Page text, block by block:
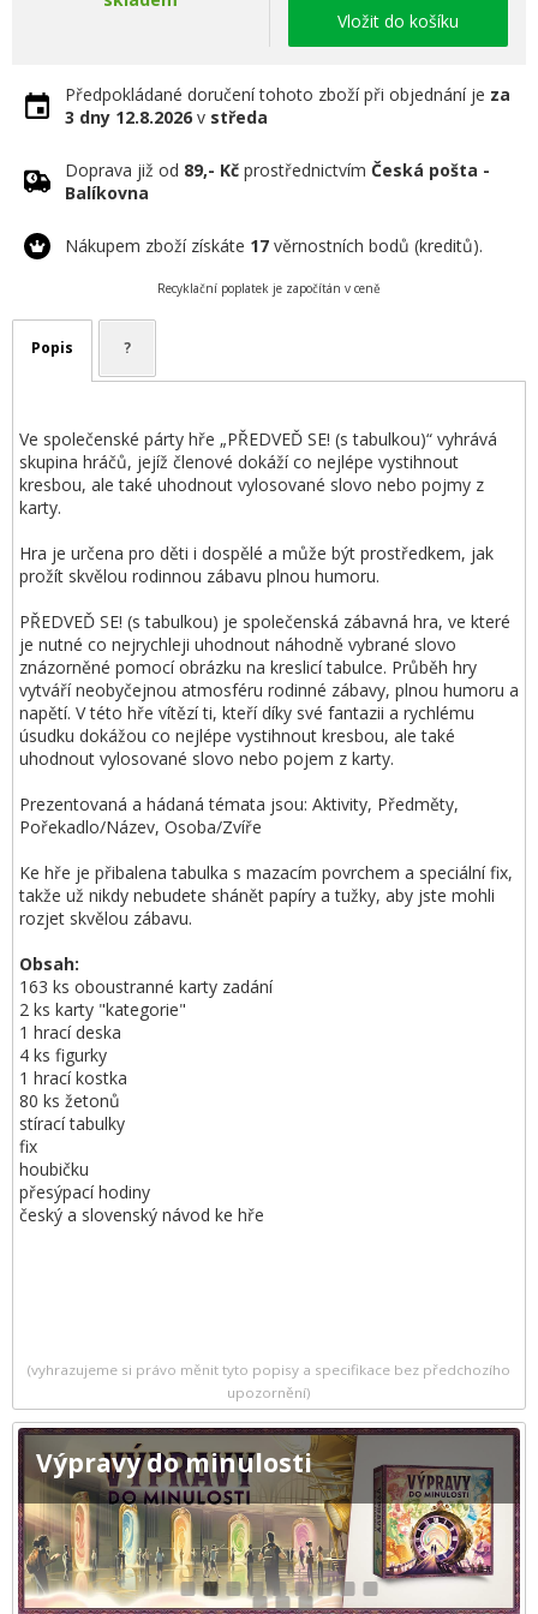
Vložit do košíku
Předpokládané doručení tohoto zboží při objednání je za
3 dny 12.8.2026 v středa
Doprava již od 89,- Kč prostřednictvím Česká pošta -
Balíkovna
Nákupem zboží získáte 17 věrnostních bodů (kreditů).
Recyklační poplatek je započítán v ceně
Popis ?
Ve společenské párty hře „PŘEDVEĎ SE! (s tabulkou)“ vyhrává
skupina hráčů, jejíž členové dokáží co nejlépe vystihnout
kresbou, ale také uhodnout vylosované slovo nebo pojmy z
karty.
Hra je určena pro děti i dospělé a může být prostředkem, jak
prožít skvělou rodinnou zábavu plnou humoru.
PŘEDVEĎ SE! (s tabulkou) je společenská zábavná hra, ve které
je nutné co nejrychleji uhodnout náhodně vybrané slovo
znázorněné pomocí obrázku na kreslicí tabulce. Průběh hry
vytváří neobyčejnou atmosféru rodinné zábavy, plnou humoru a
napětí. V této hře vítězí ti, kteří díky své fantazii a rychlému
úsudku dokážou co nejlépe vystihnout kresbou, ale také
uhodnout vylosované slovo nebo pojem z karty.
Prezentovaná a hádaná témata jsou: Aktivity, Předměty,
Pořekadlo/Název, Osoba/Zvíře
Ke hře je přibalena tabulka s mazacím povrchem a speciální fix,
takže už nikdy nebudete shánět papíry a tužky, aby jste mohli
rozjet skvělou zábavu.
Obsah:
163 ks oboustranné karty zadání
2 ks karty "kategorie"
1 hrací deska
4 ks figurky
1 hrací kostka
80 ks žetonů
stírací tabulky
fix
houbičku
přesýpací hodiny
český a slovenský návod ke hře
(vyhrazujeme si právo měnit tyto popisy a specifikace bez předchozího
upozornění)
Výpravy do minulosti